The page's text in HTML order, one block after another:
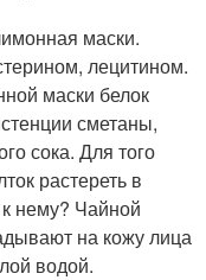
маски.
лецитином.
маски белок
сметаны,
сока. Для того
растереть в
нему? Чайной
на кожу лица
водой.